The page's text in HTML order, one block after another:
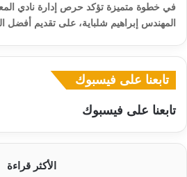
في خطوة متميزة تؤكد حرص إدارة نادي
المهندس إبراهيم شلباية، على تقديم أفضل
تابعنا على فيسبوك
تابعنا على فيسبوك
الأكثر قراءة